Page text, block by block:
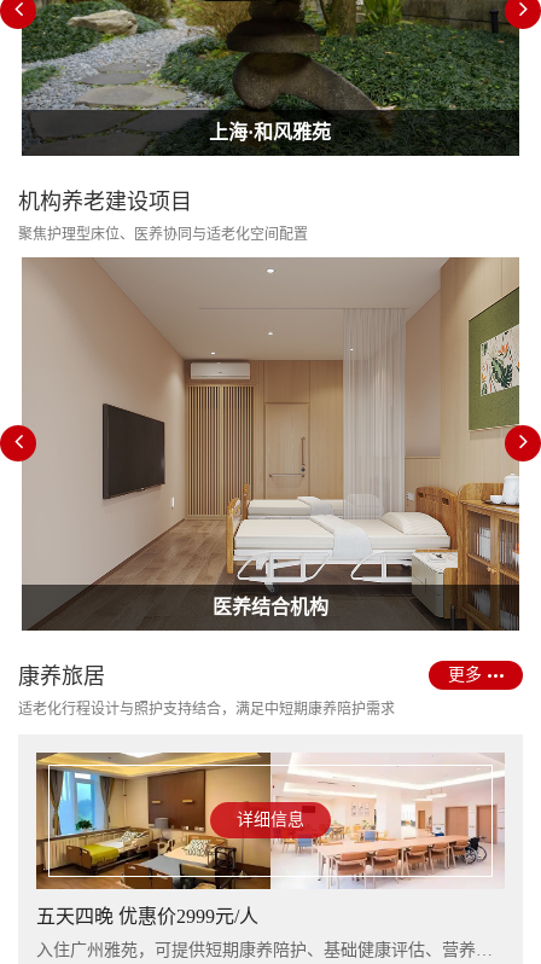
上海·和风雅苑
上海·和风雅苑
上海·和风雅苑
机构养老建设项目
聚焦护理型床位、医养协同与适老化空间配置
消防改造合规
护理型养老院建设
医养结合机构
康养旅居
适老化行程设计与照护支持结合，满足中短期康养陪护需求
更多
详细信息
五天四晚 优惠价2999元/人